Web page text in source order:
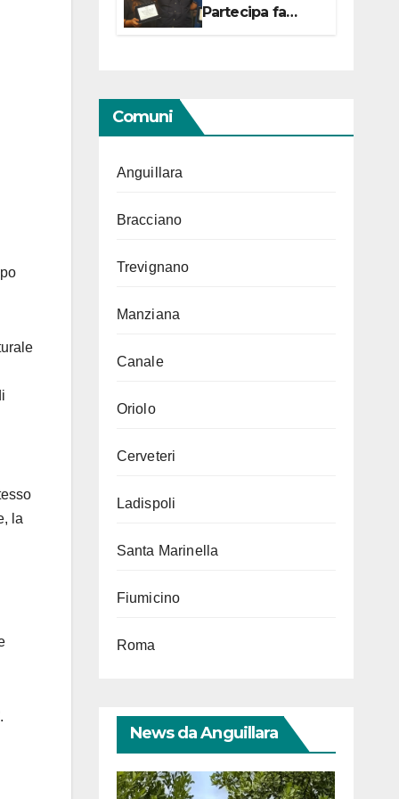
la
Partecipa fa
centro con due
Comuni
Anguillara
Bracciano
Trevignano
Manziana
Canale
Oriolo
Cerveteri
Ladispoli
Santa Marinella
Fiumicino
Roma
News da Anguillara